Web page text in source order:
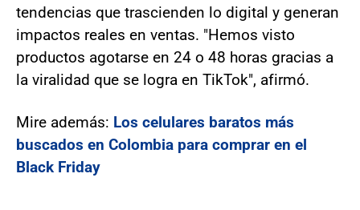
tendencias que trascienden lo digital y generan
impactos reales en ventas. "Hemos visto
productos agotarse en 24 o 48 horas gracias a
la viralidad que se logra en TikTok", afirmó.
Mire además: Los celulares baratos más
buscados en Colombia para comprar en el
Black Friday